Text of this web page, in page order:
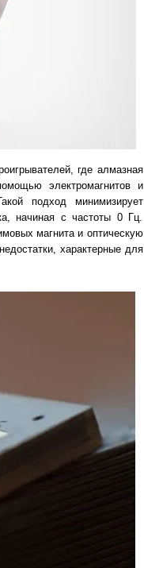
где алмазная
электромагнитов и
подход минимизирует
начиная с частоты 0 Гц.
магнита и оптическую
характерные для